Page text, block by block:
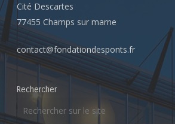
Cité Descartes
77455 Champs sur marne
contact@fondationdesponts.fr
Rechercher